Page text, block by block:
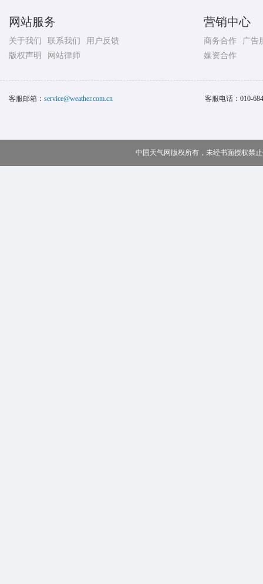
网站服务
关于我们 联系我们
用户反馈
版权声明
网站律师
营销中心
商务合作
广告
媒资合作
客服邮箱： service@weather.com.cn 客服电话： 010-
中国天气网版权所有，未经书面授权